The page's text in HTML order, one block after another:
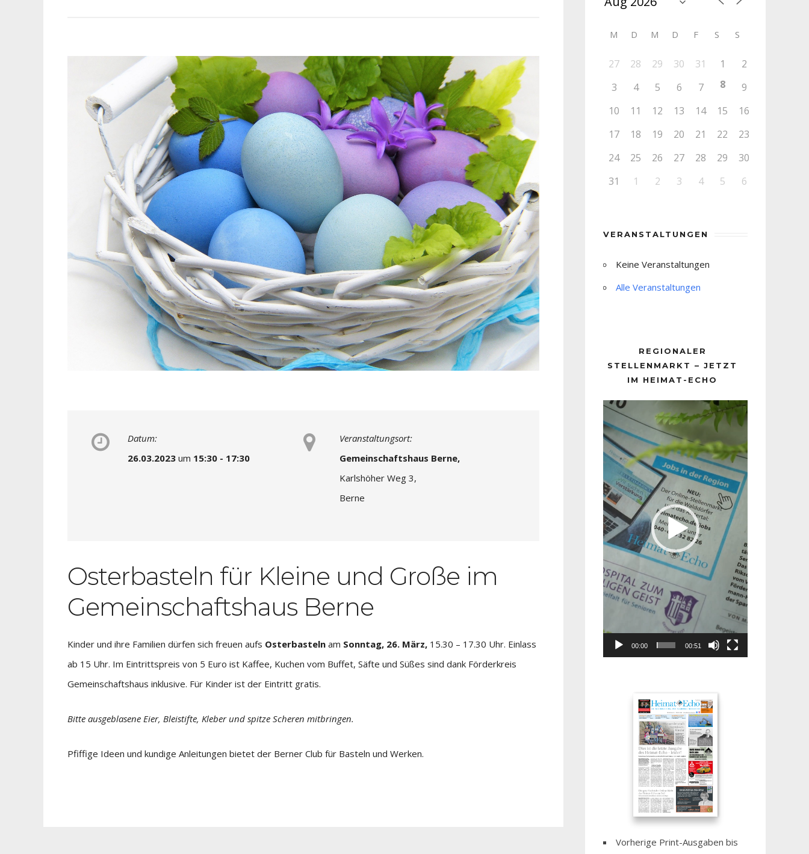
Datum:
26.03.2023 um 15:30 - 17:30
Veranstaltungsort:
Gemeinschaftshaus Berne,
Karlshöher Weg 3,
Berne
Osterbasteln für Kleine und Große im
Gemeinschaftshaus Berne
Kinder und ihre Familien dürfen sich freuen aufs Osterbasteln am Sonntag, 26. März, 15.30 – 17.30 Uhr. Einlass
ab 15 Uhr. Im Eintrittspreis von 5 Euro ist Kaffee, Kuchen vom Buffet, Säfte und Süßes sind dank Förderkreis
Gemeinschaftshaus inklusive. Für Kinder ist der Eintritt gratis.
Bitte ausgeblasene Eier, Bleistifte, Kleber und spitze Scheren mitbringen.
Pfiffige Ideen und kundige Anleitungen bietet der Berner Club für Basteln und Werken.
M D M D F S S
27 28 29 30 31 1
2
3
4 5 6 7 8
9
10
11 12 13 14 15
16
17
18 19 20 21 22
23
24
25 26 27 28 29
30
31
1 2 3 4 5 6
VERANSTALTUNGEN
Keine Veranstaltungen
Alle Veranstaltungen
REGIONALER
STELLENMARKT – JETZT
IM HEIMAT-ECHO
Player
00:00 00:51
Vorherige Print-Ausgaben bis